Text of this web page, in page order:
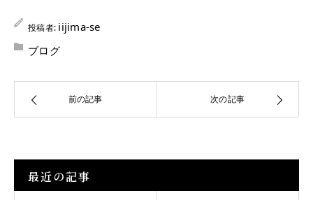
投稿者: iijima-se
ブログ
前の記事 次の記事
最近の記事